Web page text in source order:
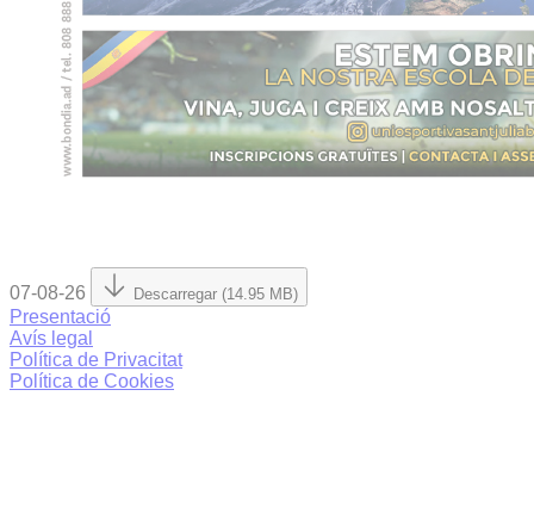
07-08-26 Descarregar (14.95 MB)
Presentació
Avís legal
Política de Privacitat
Política de Cookies